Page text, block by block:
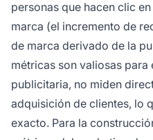
personas que hacen clic
marca (el incremento de
de marca derivado de la
métricas son valiosas
publicitaria, no miden
adquisición de clientes, lo
exacto. Para la